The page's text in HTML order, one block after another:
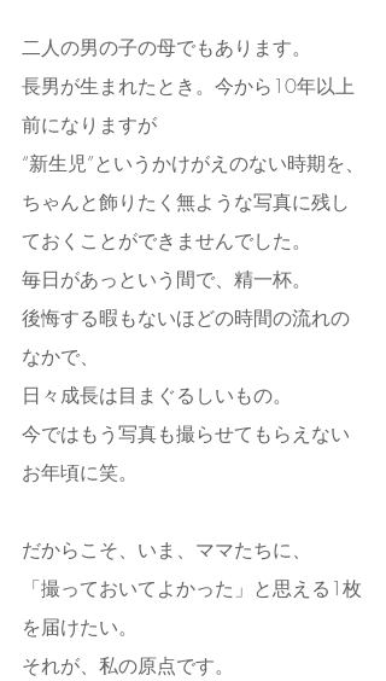
二人の男の子の母でもあります。
長男が生まれたとき。今から10年以上
前になりますが
“新生児”というかけがえのない時期を、
ちゃんと飾りたく無ような写真に残し
ておくことができませんでした。
毎日があっという間で、精一杯。
後悔する暇もないほどの時間の流れの
なかで、
日々成長は目まぐるしいもの。
今ではもう写真も撮らせてもらえない
お年頃に笑。
だからこそ、いま、ママたちに、
「撮っておいてよかった」と思える1枚
を届けたい。
それが、私の原点です。